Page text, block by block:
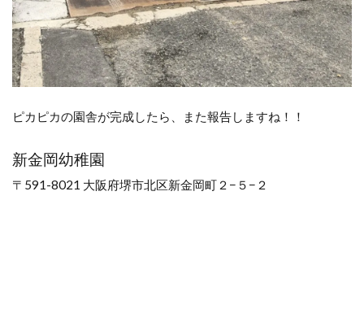
ピカピカの園舎が完成したら、また報告しますね！！
新金岡幼稚園
〒591-8021 大阪府堺市北区新金岡町２−５−２